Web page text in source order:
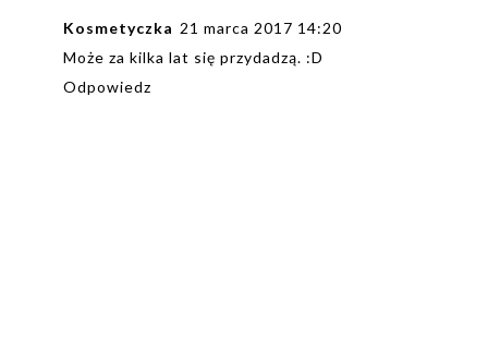
Kosmetyczka 21 marca 2017 14:20
Może za kilka lat się przydadzą. :D
Odpowiedz